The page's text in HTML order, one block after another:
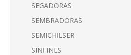
SEGADORAS
SEMBRADORAS
SEMICHILSER
SINFINES